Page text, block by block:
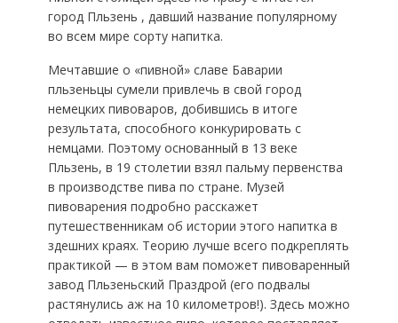
город Пльзень , давший название популярному
во всем мире сорту напитка.
Мечтавшие о «пивной» славе Баварии
пльзеньцы сумели привлечь в свой город
немецких пивоваров, добившись в итоге
результата, способного конкурировать с
немцами. Поэтому основанный в 13 веке
Пльзень, в 19 столетии взял пальму первенства
в производстве пива по стране. Музей
пивоварения подробно расскажет
путешественникам об истории этого напитка в
здешних краях. Теорию лучше всего подкреплять
практикой — в этом вам поможет пивоваренный
завод Пльзеньский Праздрой (его подвалы
растянулись аж на 10 километров!). Здесь можно